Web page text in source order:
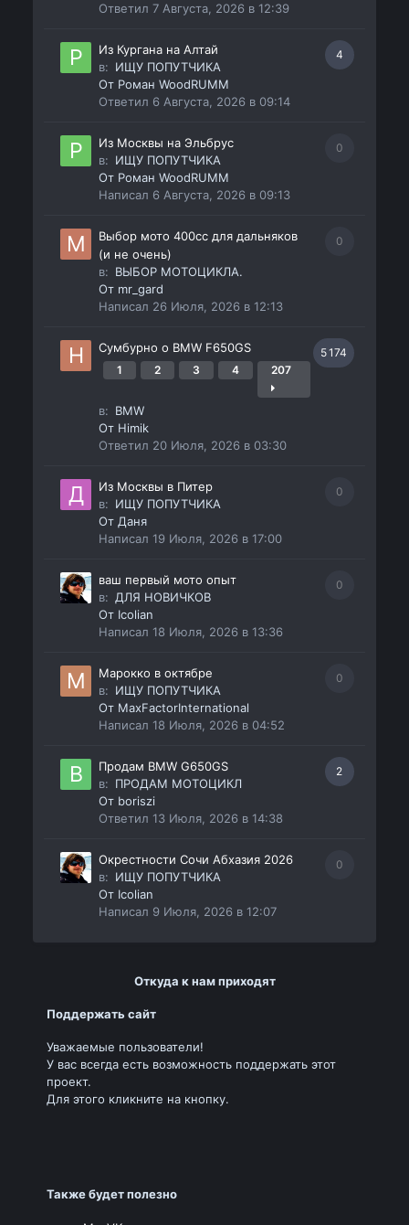
Ответил7 Августа, 2026 в 12:39
4
Из Кургана на Алтай
в: ИЩУ ПОПУТЧИКА
От Роман WoodRUMM
Ответил 6 Августа, 2026 в 09:14
0
Из Москвы на Эльбрус
в: ИЩУ ПОПУТЧИКА
От Роман WoodRUMM
Написал 6 Августа, 2026 в 09:13
0
Выбор мото 400сс для дальняков
(и не очень)
в: ВЫБОР МОТОЦИКЛА.
От mr_gard
Написал 26 Июля, 2026 в 12:13
5 174
Сумбурно о BMW F650GS
1 2 3 4 207
в: BMW
От Himik
Ответил 20 Июля, 2026 в 03:30
0
Из Москвы в Питер
в: ИЩУ ПОПУТЧИКА
ОтДаня
Написал19 Июля, 2026 в 17:00
0
ваш первый мото опыт
в: ДЛЯ НОВИЧКОВ
От Icolian
Написал18 Июля, 2026 в 13:36
0
Марокко в октябре
в: ИЩУ ПОПУТЧИКА
От MaxFactorInternational
Написал18 Июля, 2026 в 04:52
2
Продам BMW G650GS
в: ПРОДАМ МОТОЦИКЛ
От boriszi
Ответил13 Июля, 2026 в 14:38
0
Окрестности Сочи Абхазия 2026
в: ИЩУ ПОПУТЧИКА
От Icolian
Написал 9 Июля, 2026 в 12:07
Откуда к нам приходят
Поддержать сайт
Уважаемые пользователи!
У вас всегда есть возможность поддержать этот
проект.
Для этого кликните на кнопку.
Также будет полезно